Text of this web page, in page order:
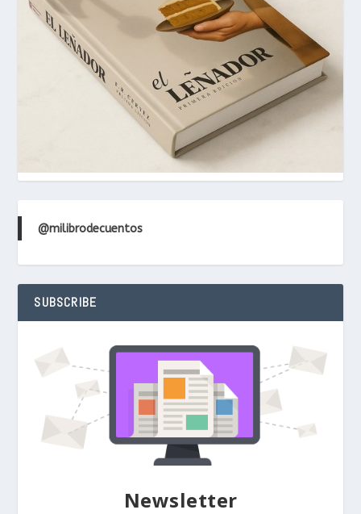
@milibrodecuentos
SUBSCRIBE
Newsletter